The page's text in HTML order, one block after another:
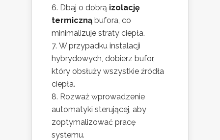
Dbaj o dobrą izolację
termiczną bufora, co
minimalizuje straty ciepła.
W przypadku instalacji
hybrydowych, dobierz bufor,
który obsłuży wszystkie źródła
ciepła.
Rozważ wprowadzenie
automatyki sterującej, aby
zoptymalizować pracę
systemu.